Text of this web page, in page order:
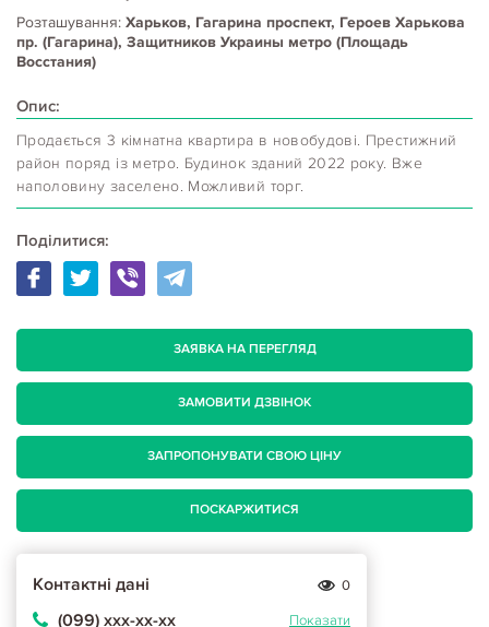
Розташування: Харьков, Гагарина проспект, Героев Харькова
пр. (Гагарина), Защитников Украины метро (Площадь
Восстания)
Опис:
Продається 3 кімнатна квартира в новобудові. Престижний
район поряд із метро. Будинок зданий 2022 року. Вже
наполовину заселено. Можливий торг.
Поділитися:
ЗАЯВКА НА ПЕРЕГЛЯД
ЗАМОВИТИ ДЗВІНОК
ЗАПРОПОНУВАТИ СВОЮ ЦІНУ
ПОСКАРЖИТИСЯ
Контактні дані 0
(099) ххх-хх-хх Показати